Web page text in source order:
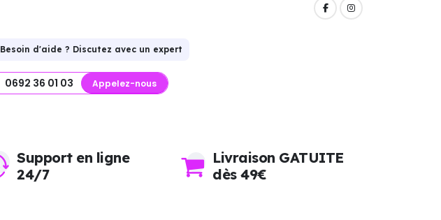
Besoin d'aide ? Discutez avec un expert
0692 36 01 03 Appelez-nous
Support en ligne
24/7
Livraison GATUITE
dès 49€